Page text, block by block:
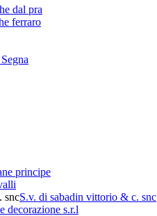
dal pra
ferraro
principe
S.v. di sabadin vittorio & c. snc
decorazione s.r.l